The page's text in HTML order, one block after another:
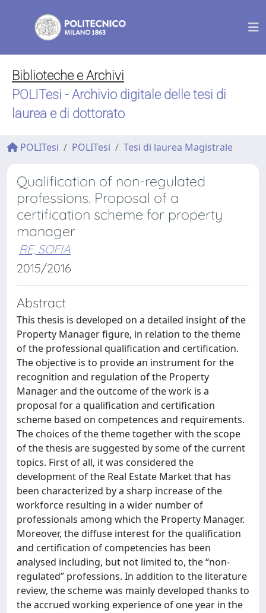
Biblioteche e Archivi
POLITesi - Archivio digitale delle tesi di
laurea e di dottorato
POLITesi POLITesi Tesi di laurea Magistrale
Qualification of non-regulated
professions. Proposal of a
certification scheme for property
manager
RE, SOFIA
2015/2016
Abstract
This thesis is developed on a detailed insight of the
Property Manager figure, in relation to the theme
of the professional qualification and certification.
The objective is to provide an instrument for the
recognition and regulation of the Property
Manager and the outcome of the work is a
proposal for a qualification and certification
scheme based on competences and requirements.
The choices of the theme together with the scope
of the thesis are suggested by some of the current
topics. First of all, it was considered the
development of the Real Estate Market that has
been characterized by a sharp increase of the
workforce resulting in a wider number of
professionals among which the Property Manager.
Moreover, the diffuse interest for the qualification
and certification of competencies has been
analysed including, but not limited to, the “non-
regulated” professions. In addition to the literature
review, the scheme was mainly developed thanks to
the accrued working experience of one year in the